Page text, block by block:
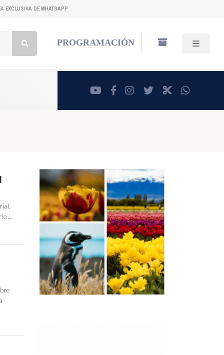
EXCLUSIVA DE WHATSAPP
PROGRAMACIÓN
youtubefacebookinstagram
twitterRadioCut